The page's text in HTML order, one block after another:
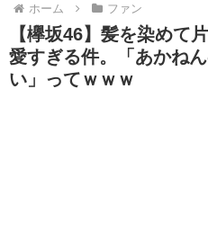
ホーム ファン
【欅坂46】髪を染めて
愛すぎる件。「あかね
い」ってｗｗｗ